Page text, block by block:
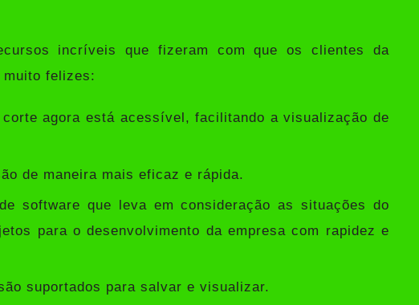
incríveis que fizeram com que os clientes da
muito felizes:
agora está acessível, facilitando a visualização de
de maneira mais eficaz e rápida.
software que leva em consideração as situações do
para o desenvolvimento da empresa com rapidez e
suportados para salvar e visualizar.